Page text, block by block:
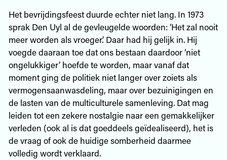
Het bevrijdingsfeest duurde echter niet lang. In 1973
sprak Den Uyl al de gevleugelde woorden: ‘Het zal nooit
meer worden als vroeger.’ Daar had hij gelijk in. Hij
voegde daaraan toe dat ons bestaan daardoor ‘niet
ongelukkiger’ hoefde te worden, maar vanaf dat
moment ging de politiek niet langer over zoiets als
vermogensaanwasdeling, maar over bezuinigingen en
de lasten van de multiculturele samenleving. Dat mag
leiden tot een zekere nostalgie naar een gemakkelijker
verleden (ook al is dat goeddeels geïdealiseerd), het is
de vraag of ook de huidige somberheid daarmee
volledig wordt verklaard.